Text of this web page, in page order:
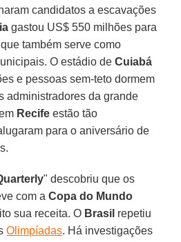
candidatos a escavações
gastou US$ 550 milhões para
também serve como
O estádio deCuiabá
e pessoas sem-teto dormem
administradores da grande
Recife estão tão
para o aniversário de
" descobriu que os
com aCopa do Mundo
sua receita. O Brasil repetiu
Olimpíadas. Há investigações